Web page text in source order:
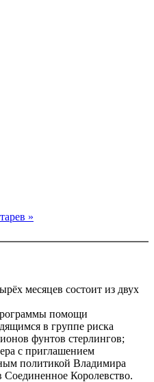
»
месяцев состоит из двух
помощи
в группе риска
фунтов стерлингов;
с приглашением
политикой Владимира
Соединенное Королевство.